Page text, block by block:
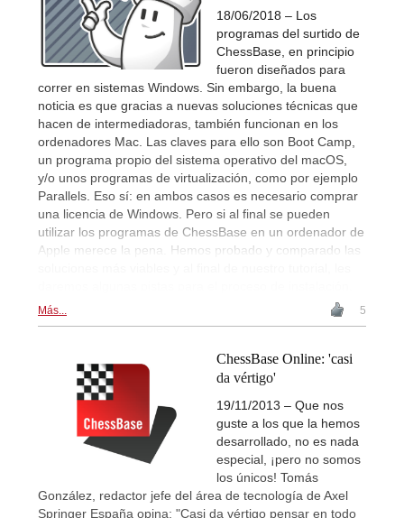
18/06/2018 – Los
programas del surtido de
ChessBase, en principio
fueron diseñados para
correr en sistemas Windows. Sin embargo, la buena
noticia es que gracias a nuevas soluciones técnicas que
hacen de intermediadoras, también funcionan en los
ordenadores Mac. Las claves para ello son Boot Camp,
un programa propio del sistema operativo del macOS,
y/o unos programas de virtualización, como por ejemplo
Parallels. Eso sí: en ambos casos es necesario comprar
una licencia de Windows. Pero si al final se pueden
utilizar los programas de ChessBase en un ordenador de
Apple merece la pena. Hemos probado y comparado las
Más... 5
ChessBase Online: 'casi
da vértigo'
19/11/2013 – Que nos
guste a los que la hemos
desarrollado, no es nada
especial, ¡pero no somos
los únicos! Tomás
González, redactor jefe del área de tecnología de Axel
Springer España opina: "Casi da vértigo pensar en todo